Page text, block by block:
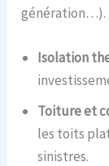
génération…).
Isolation
Toiture et
les toits
sinistres.